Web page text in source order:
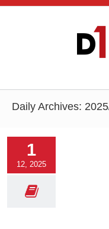
Daily Archives:
1
12, 2025